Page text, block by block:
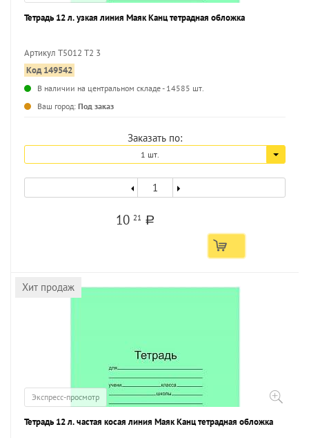
Тетрадь 12 л. узкая линия Маяк Канц тетрадная обложка
Артикул Т5012 Т2 3
Код 149542
В наличии на центральном складе - 14585 шт.
Ваш город: Под заказ
Заказать по:
1 шт.
1021 a
Хит продаж
Экспресс-просмотр
Тетрадь 12 л. частая косая линия Маяк Канц тетрадная обложка